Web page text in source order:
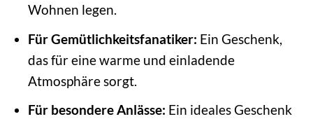
Wohnen legen.
Für Gemütlichkeitsfanatiker: Ein Geschenk,
das für eine warme und einladende
Atmosphäre sorgt.
Für besondere Anlässe: Ein ideales Geschenk